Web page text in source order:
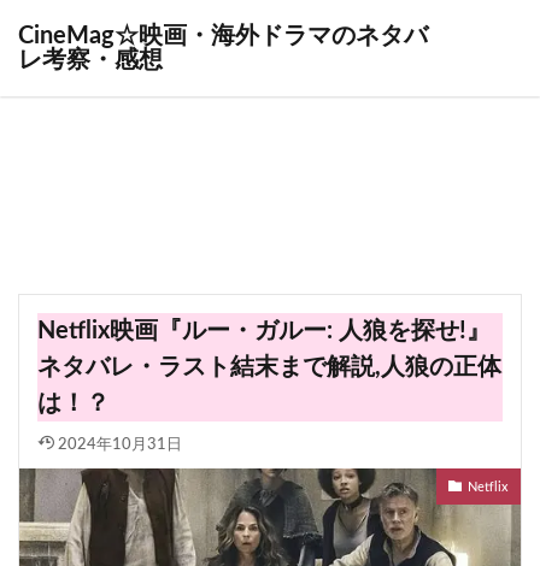
CineMag☆映画・海外ドラマのネタバ
レ考察・感想
Netflix映画『ルー・ガルー: 人狼を探せ!』
ネタバレ・ラスト結末まで解説,人狼の正体
は！？
2024年10月31日
Netflix